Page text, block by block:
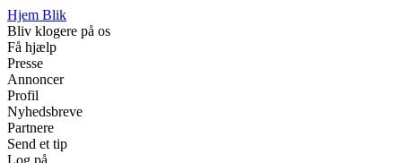
Hjem Blik
Bliv klogere på os
Få hjælp
Presse
Annoncer
Profil
Nyhedsbreve
Partnere
Send et tip
Log på